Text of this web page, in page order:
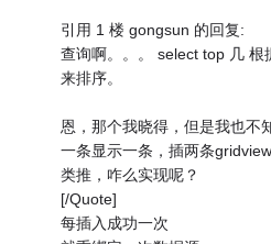
引用 1 楼 gongsun 的回复:
查询啊。。。 select top 几 根
来排序。
恩，那个我晓得，但是我也不
一条显示一条，插两条
类推，咋么实现呢？
[/Quote]
每插入成功一次